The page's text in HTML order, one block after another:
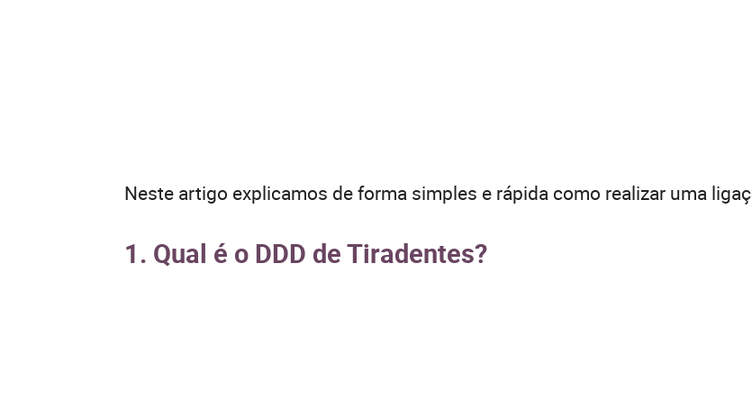
Neste artigo explicamos de forma simples e rápida como realizar uma
1. Qual é o DDD de Tiradentes?